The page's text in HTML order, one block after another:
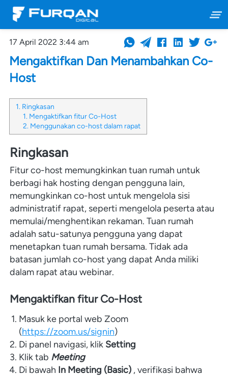
17 April 2022 3:44 am
Mengaktifkan Dan Menambahkan Co-
Host
1. Ringkasan
1. Mengaktifkan fitur Co-Host
2. Menggunakan co-host dalam rapat
Ringkasan
Fitur co-host memungkinkan tuan rumah untuk
berbagi hak hosting dengan pengguna lain,
memungkinkan co-host untuk mengelola sisi
administratif rapat, seperti mengelola peserta atau
memulai/menghentikan rekaman. Tuan rumah
adalah satu-satunya pengguna yang dapat
menetapkan tuan rumah bersama. Tidak ada
batasan jumlah co-host yang dapat Anda miliki
dalam rapat atau webinar.
Mengaktifkan fitur Co-Host
Masuk ke portal web Zoom
(https://zoom.us/signin)
Di panel navigasi, klik Setting
Klik tab Meeting
Di bawah In Meeting (Basic) , verifikasi bahwa